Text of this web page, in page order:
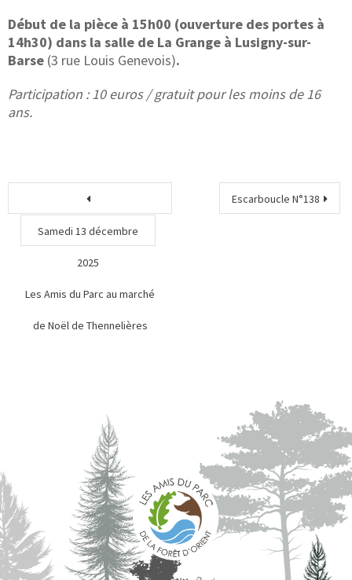
Début de la pièce à 15h00 (ouverture des portes à
14h30) dans la salle de La Grange à Lusigny-sur-
Barse (3 rue Louis Genevois).
Participation : 10 euros / gratuit pour les moins de 16
ans.
Samedi 13 décembre
2025
Les Amis du Parc au marché
de Noël de Thennelières
Escarboucle N°138